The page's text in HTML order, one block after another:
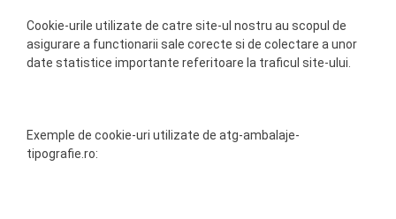
Cookie-urile utilizate de catre site-ul nostru au scopul de
asigurare a functionarii sale corecte si de colectare a unor
date statistice importante referitoare la traficul site-ului.
Exemple de cookie-uri utilizate de atg-ambalaje-
tipografie.ro: